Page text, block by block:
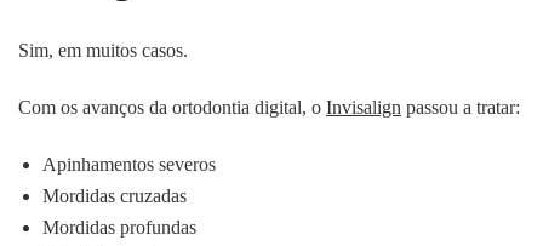
Sim, em muitos casos.
Com os avanços da ortodontia digital, o Invisalign passou a tratar:
Apinhamentos severos
Mordidas cruzadas
Mordidas profundas